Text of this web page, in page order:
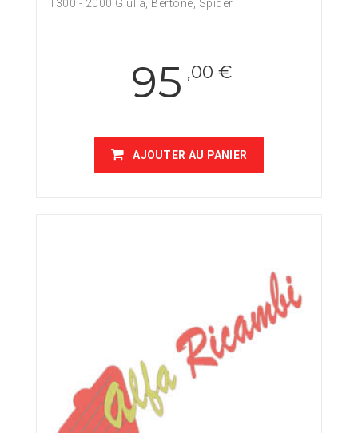
1300 - 2000 Giulia, Bertone, Spider
95 ,00 €
AJOUTER AU PANIER